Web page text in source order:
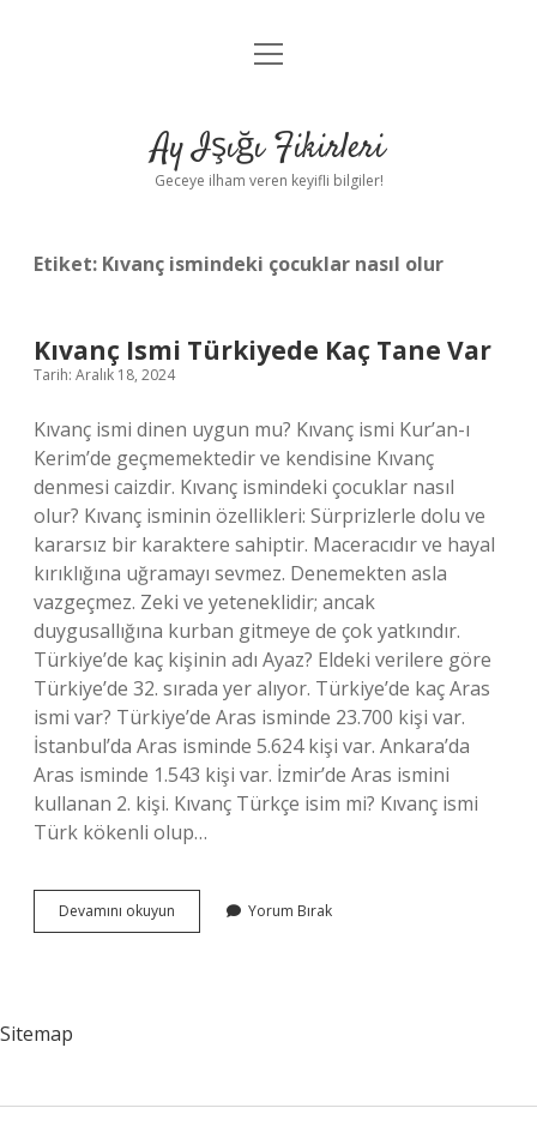
Anasayfa
Yasal Uyarı
menüyü
Ay Işığı Fikirleri
Geceye ilham veren keyifli bilgiler!
Etiket: Kıvanç ismindeki çocuklar nasıl olur
Kıvanç Ismi Türkiyede Kaç Tane Var
Tarih: Aralık 18, 2024
Kıvanç ismi dinen uygun mu? Kıvanç ismi Kur’an-ı
Kerim’de geçmemektedir ve kendisine Kıvanç
denmesi caizdir. Kıvanç ismindeki çocuklar nasıl
olur? Kıvanç isminin özellikleri: Sürprizlerle dolu ve
kararsız bir karaktere sahiptir. Maceracıdır ve hayal
kırıklığına uğramayı sevmez. Denemekten asla
vazgeçmez. Zeki ve yeteneklidir; ancak
duygusallığına kurban gitmeye de çok yatkındır.
Türkiye’de kaç kişinin adı Ayaz? Eldeki verilere göre
Türkiye’de 32. sırada yer alıyor. Türkiye’de kaç Aras
ismi var? Türkiye’de Aras isminde 23.700 kişi var.
İstanbul’da Aras isminde 5.624 kişi var. Ankara’da
Aras isminde 1.543 kişi var. İzmir’de Aras ismini
kullanan 2. kişi. Kıvanç Türkçe isim mi? Kıvanç ismi
Türk kökenli olup…
Devamını okuyun
Ismi
Yorum Bırak
Sitemap